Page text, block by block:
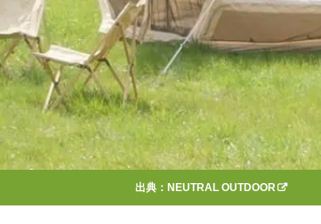
出典： NEUTRAL OUTDOOR